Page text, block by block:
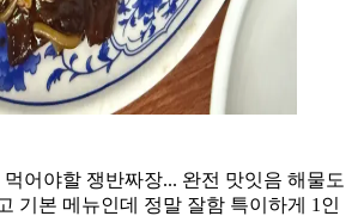
어야할 쟁반짜장... 완전 맛잇음 해물도
기본 메뉴인데 정말 잘함 특이하게 1인